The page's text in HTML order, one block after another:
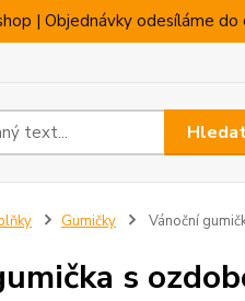
| Objednávky odesíláme
Gumičky Vánoční
s